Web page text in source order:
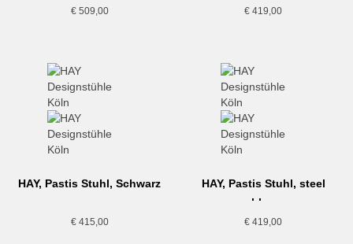
€509,00 € 419,00
HAY, Pastis Stuhl, Schwarz
€415,00
HAY, Pastis Stuhl, steel
blue
€ 419,00